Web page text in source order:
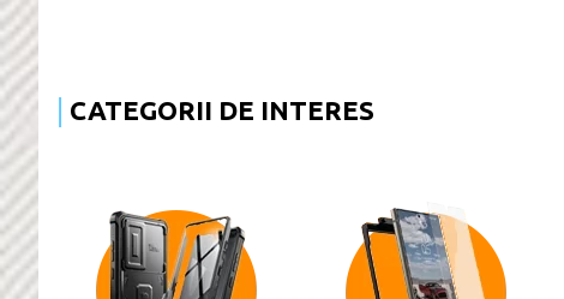
CATEGORII DE INTERES